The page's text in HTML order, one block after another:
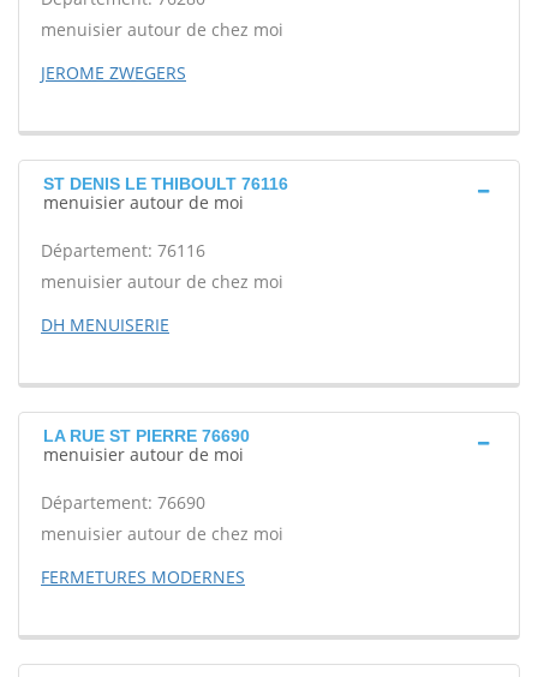
menuisier autour de chez moi
JEROME ZWEGERS
ST DENIS LE THIBOULT 76116
menuisier autour de moi
Département: 76116
menuisier autour de chez moi
DH MENUISERIE
LA RUE ST PIERRE 76690
menuisier autour de moi
Département: 76690
menuisier autour de chez moi
FERMETURES MODERNES